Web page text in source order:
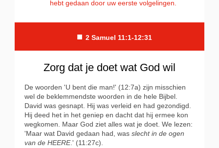
hebt gedaan door uw eerste volgelingen.
■ 2 Samuel 11:1-12:31
Zorg dat je doet wat God wil
De woorden 'U bent die man!' (12:7a) zijn misschien
wel de beklemmendste woorden in de hele Bijbel.
David was gesnapt. Hij was verleid en had gezondigd.
Hij deed het in het geniep en dacht dat hij ermee kon
wegkomen. Maar God ziet alles wat je doet. We lezen:
'Maar wat David gedaan had, was slecht in de ogen
van de HEERE.' (11:27c).